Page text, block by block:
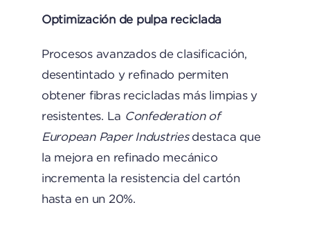
Optimización de pulpa reciclada
Procesos avanzados de clasificación,
desentintado y refinado permiten
obtener fibras recicladas más limpias y
resistentes. La Confederation of
European Paper Industriesdestaca que
la mejora en refinado mecánico
incrementa la resistencia del cartón
hasta en un 20%.